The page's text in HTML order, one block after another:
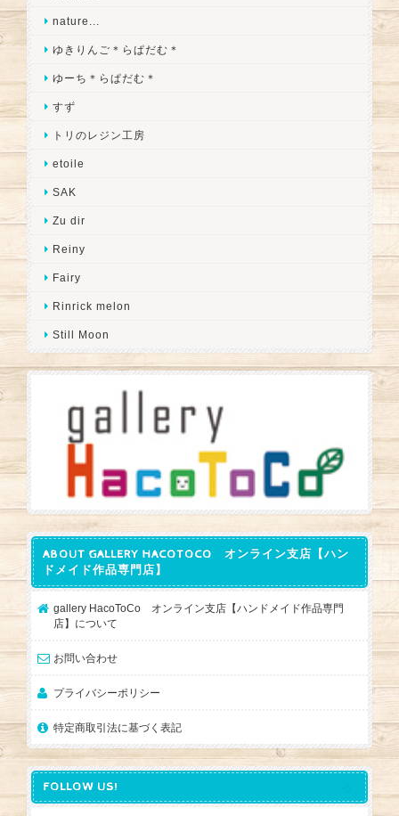
nature...
ゆきりんご＊らぱだむ＊
ゆーち＊らぱだむ＊
すず
トリのレジン工房
etoile
SAK
Zu dir
Reiny
Fairy
Rinrick melon
Still Moon
ABOUT GALLERY HACOTOCO オンライン支店【ハン
ドメイド作品専門店】
gallery HacoToCo オンライン支店【ハンドメイド作品専門
店】について
お問い合わせ
プライバシーポリシー
特定商取引法に基づく表記
FOLLOW US!